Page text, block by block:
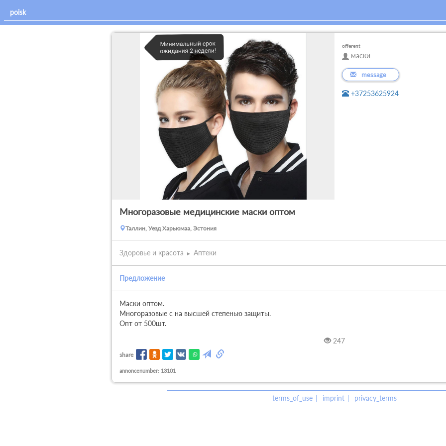
offerent
маски
message
+37253625924
Многоразовые медицинские маски оптом
Таллин, Уезд Харьюмаа, Эстония
Здоровье и красота Аптеки
Предложение
Маски оптом.
Многоразовые с на высшей степенью защиты.
Опт от 500шт.
247
share
annoncenumber: 13101
terms_of_use imprint privacy_terms